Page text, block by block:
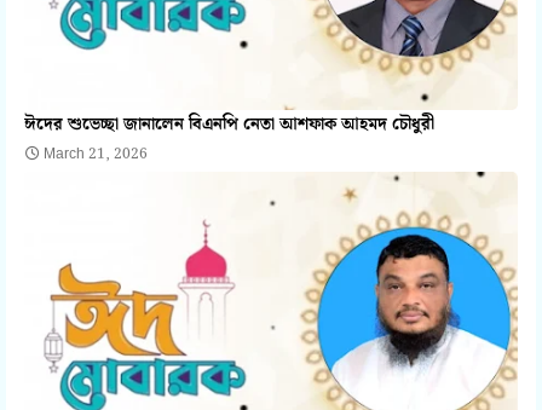
ঈদের শুভেচ্ছা জানালেন বিএনপি নেতা আশফাক আহমদ চৌধুরী
March 21, 2026